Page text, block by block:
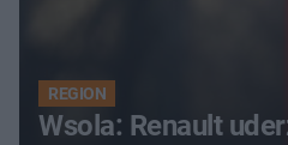
REGION
Wsola: Renault